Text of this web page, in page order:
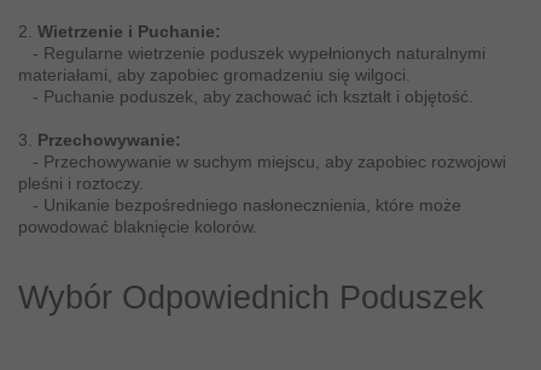
2. Wietrzenie i Puchanie:
- Regularne wietrzenie poduszek wypełnionych naturalnymi
materiałami, aby zapobiec gromadzeniu się wilgoci.
- Puchanie poduszek, aby zachować ich kształt i objętość.
3. Przechowywanie:
- Przechowywanie w suchym miejscu, aby zapobiec rozwojowi
pleśni i roztoczy.
- Unikanie bezpośredniego nasłonecznienia, które może
powodować blaknięcie kolorów.
Wybór Odpowiednich Poduszek